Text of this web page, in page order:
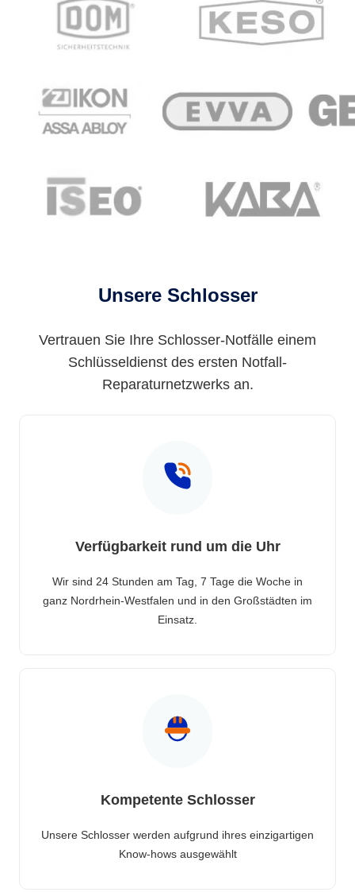
Unsere Schlosser
Vertrauen Sie Ihre Schlosser-Notfälle einem
Schlüsseldienst des ersten Notfall-
Reparaturnetzwerks an.
Verfügbarkeit rund um die Uhr
Wir sind 24 Stunden am Tag, 7 Tage die Woche in
ganz Nordrhein-Westfalen und in den Großstädten im
Einsatz.
Kompetente Schlosser
Unsere Schlosser werden aufgrund ihres einzigartigen
Know-hows ausgewählt